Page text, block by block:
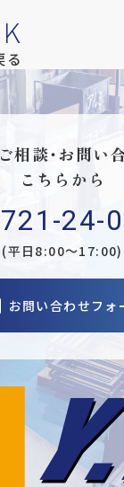
る
相談・お問い
こちらから
24-
(平日8:00〜17:00)
お問い合わせフォ